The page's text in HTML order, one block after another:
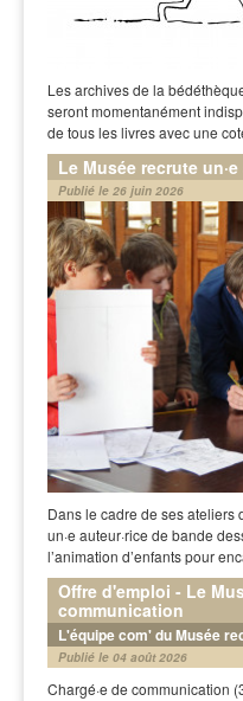
Les archives de la
seront momentanément
de tous les livres avec une
Le Musée recrute
Publié le 26 juin 2026
Dans le cadre de ses ateliers
un·e auteur·rice de bande
l’animation d’enfants pour
Offre d'emploi - Le
communication
L'équipe com' du Musée
Publié le 04 août 2026
Chargé·e de communication